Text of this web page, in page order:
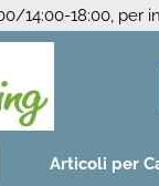
14:00-18:00, per
Articoli per